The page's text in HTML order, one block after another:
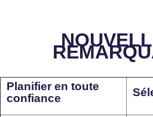
Planifier en toute
confiance